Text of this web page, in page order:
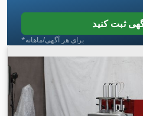
ثبت کنید
*برای هر آگهی/ماهانه